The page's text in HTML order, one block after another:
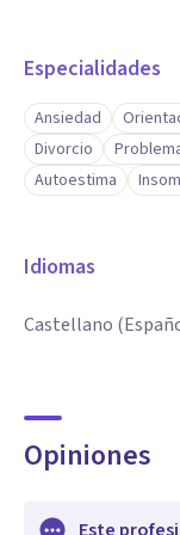
Especialidades
Ansiedad
Divorcio
Autoestima
Idiomas
Castellano
Opiniones